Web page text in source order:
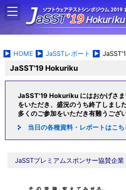
HOME JaSSTレポート
JaSST'19 Hokuriku
JaSST'19 Hokuriku にはおかげさ
をいただき、盛況のうち終了しました
多くのご参加をいただき有難うござ
当日の各種資料・レポートはこ
JaSSTプレミアムスポンサー協賛企業